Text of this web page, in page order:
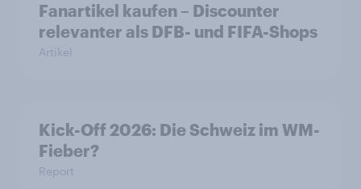
Fanartikel kaufen – Discounter
relevanter als DFB- und FIFA-Shops
Artikel
Kick-Off 2026: Die Schweiz im WM-
Fieber?​
Report